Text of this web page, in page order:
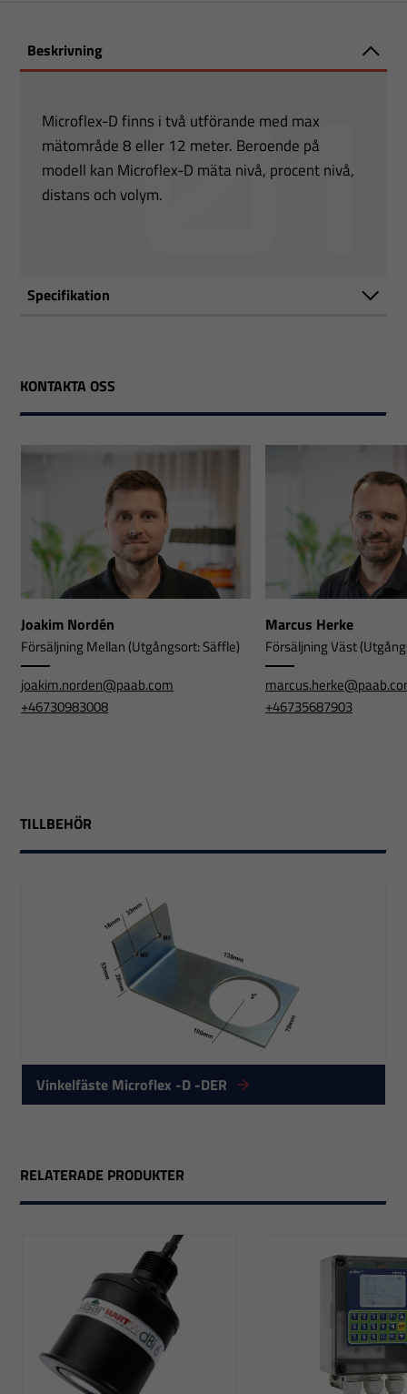
Beskrivning
Microflex-D finns i två utförande med max
mätområde 8 eller 12 meter. Beroende på
modell kan Microflex-D mäta nivå, procent nivå,
distans och volym.
Specifikation
KONTAKTA OSS
Joakim Nordén
Försäljning Mellan (Utgångsort: Säffle)
joakim.norden@paab.com
+46730983008
Marcus Herke
Försäljning Väst
+46735687903
TILLBEHÖR
Vinkelfäste Microflex -D -DER
RELATERADE PRODUKTER